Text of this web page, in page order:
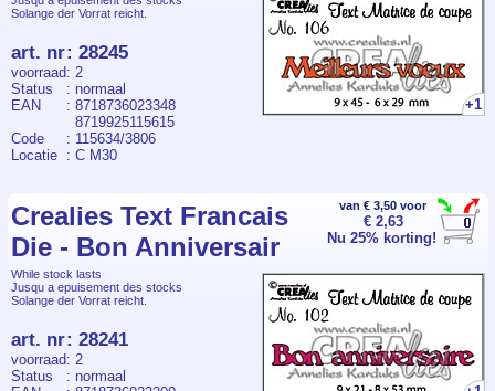
+1
Solange der Vorrat reicht.
art. nr: 28245
voorraad: 2
Status
: normaal
EAN
: 8718736023348
8719925115615
Code
: 115634/3806
Locatie : C M30
van € 3,50 voor
€ 2,63
Nu 25% korting!
Crealies Text Francais
Die - Bon Anniversair
While stock lasts
Jusqu a epuisement des stocks
Solange der Vorrat reicht.
art. nr: 28241
voorraad: 2
Status
: normaal